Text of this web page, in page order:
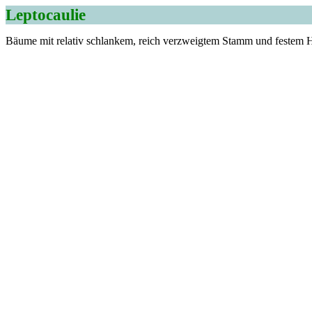
Leptocaulie
Bäume mit relativ schlankem, reich verzweigtem Stamm und festem